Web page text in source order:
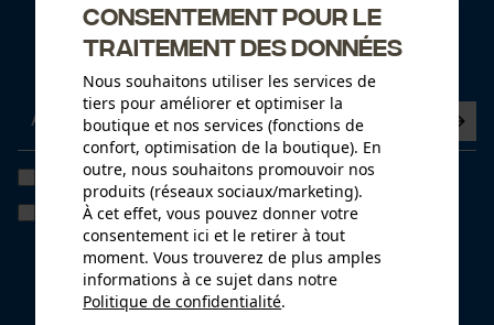
Newsletter
Abonnez-vous maintenant à la newsletter
J'ai lu lapolitique de confidentialité et je l'accepte. *
Si vous acceptez le tracking personnalisé, nous pourrons vous faire
parvenir des offres promotionnelles personnalisées dans notre
newsletter. Vos coordonnées ne seront pas transmises à des tiers.
Vous pourrez retirer votre consentement à tout moment sur simple
clic; pour ce faire, chaque newsletter affiche un lien tout en bas de
Consentement pour le
traitement des données
Nous souhaitons utiliser les services de
tiers pour améliorer et optimiser la
boutique et nos services (fonctions de
confort, optimisation de la boutique). En
outre, nous souhaitons promouvoir nos
produits (réseaux sociaux/marketing).
À cet effet, vous pouvez donner votre
consentement ici et le retirer à tout
moment. Vous trouverez de plus amples
informations à ce sujet dans notre
Politique de confidentialité.
partager